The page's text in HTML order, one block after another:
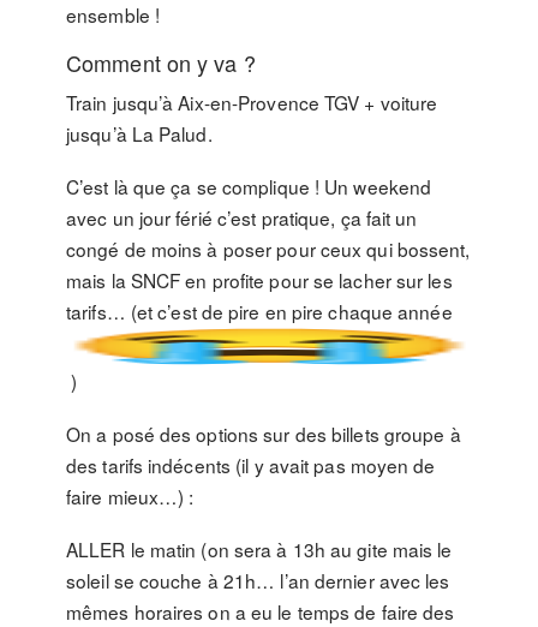
ensemble !
Comment on y va ?
Train jusqu’à Aix-en-Provence TGV + voiture
jusqu’à La Palud.
C’est là que ça se complique ! Un weekend
avec un jour férié c’est pratique, ça fait un
congé de moins à poser pour ceux qui bossent,
mais la SNCF en profite pour se lacher sur les
tarifs… (et c’est de pire en pire chaque année
)
On a posé des options sur des billets groupe à
des tarifs indécents (il y avait pas moyen de
faire mieux…) :
ALLER le matin (on sera à 13h au gite mais le
soleil se couche à 21h… l’an dernier avec les
mêmes horaires on a eu le temps de faire des